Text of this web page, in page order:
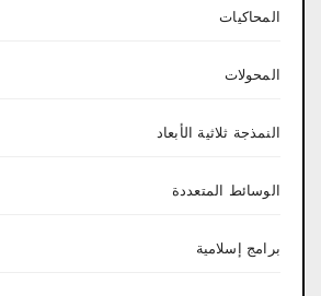
المحاكيات
المحولات
النمذجة ثلاثية الأبعاد
الوسائط المتعددة
برامج إسلامية